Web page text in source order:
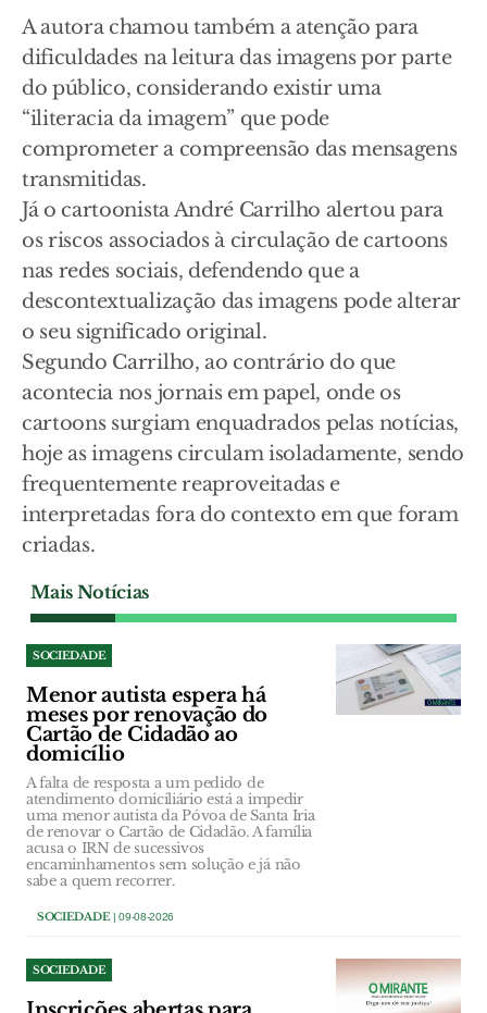
A autora chamou também a atenção para
dificuldades na leitura das imagens por parte
do público, considerando existir uma
“iliteracia da imagem” que pode
comprometer a compreensão das mensagens
transmitidas.
Já o cartoonista André Carrilho alertou para
os riscos associados à circulação de cartoons
nas redes sociais, defendendo que a
descontextualização das imagens pode alterar
o seu significado original.
Segundo Carrilho, ao contrário do que
acontecia nos jornais em papel, onde os
cartoons surgiam enquadrados pelas notícias,
hoje as imagens circulam isoladamente, sendo
frequentemente reaproveitadas e
interpretadas fora do contexto em que foram
criadas.
Mais Notícias
SOCIEDADE
Menor autista espera há
meses por renovação do
Cartão de Cidadão ao
domicílio
A falta de resposta a um pedido de
atendimento domiciliário está a impedir
uma menor autista da Póvoa de Santa Iria
de renovar o Cartão de Cidadão. A família
acusa o IRN de sucessivos
encaminhamentos sem solução e já não
sabe a quem recorrer.
SOCIEDADE| 09-08-2026
SOCIEDADE